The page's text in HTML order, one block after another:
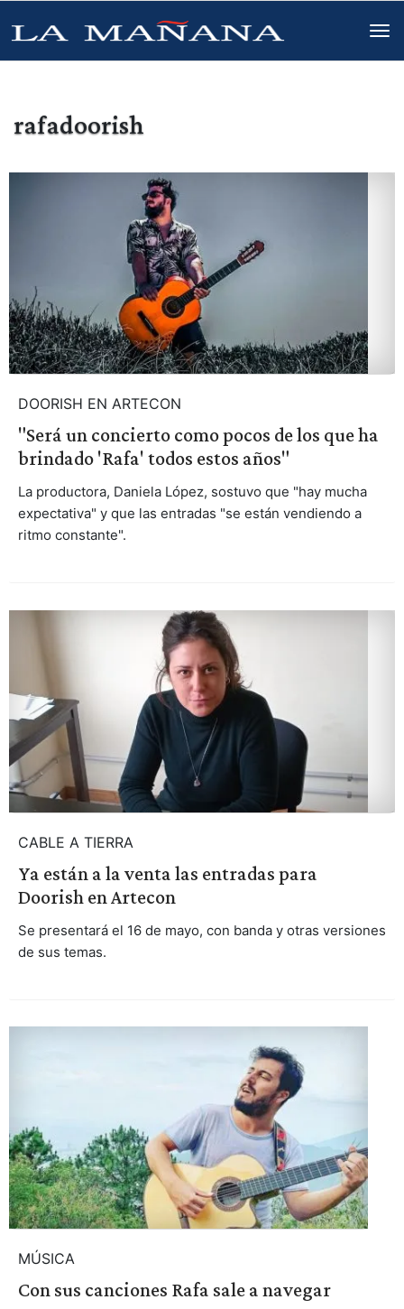
rafadoorish
DOORISH EN ARTECON
"Será un concierto como pocos de los que ha
brindado 'Rafa' todos estos años"
La productora, Daniela López, sostuvo que "hay mucha
expectativa" y que las entradas "se están vendiendo a
ritmo constante".
CABLE A TIERRA
Ya están a la venta las entradas para
Doorish en Artecon
Se presentará el 16 de mayo, con banda y otras versiones
de sus temas.
MÚSICA
Con sus canciones Rafa sale a navegar